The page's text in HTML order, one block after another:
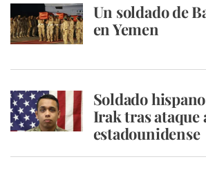
Un soldado de
en Yemen
Soldado
Irak tras ataque
estadounidense